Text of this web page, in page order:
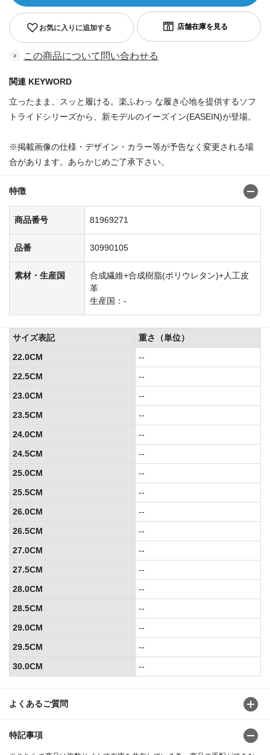
お気に入りに追加する
この商品について問い合わせる
関連 KEYWORD
立ったまま、スッと履ける。楽ふわっ な履き心地を提供するソフ
トライドシリーズから、新モデルのイーズイン(EASEIN)が登場。
※掲載画像の仕様・デザイン・カラー等が予告なく変更される場
合があります。あらかじめご了承下さい。
特徴
商品番号 81969271
品番 30990105
素材・生産国
合成繊維+合成樹脂(ポリウレタン)+人工皮
革
生産国：-
よくあるご質問
特記事項
サイズ表記
重さ（単位）
22.0CM
--
22.5CM
--
23.0CM
--
23.5CM
--
24.0CM
--
24.5CM
--
25.0CM
--
25.5CM
--
26.0CM
--
26.5CM
--
27.0CM
--
27.5CM
--
28.0CM
--
28.5CM
--
29.0CM
--
29.5CM
--
30.0CM
--